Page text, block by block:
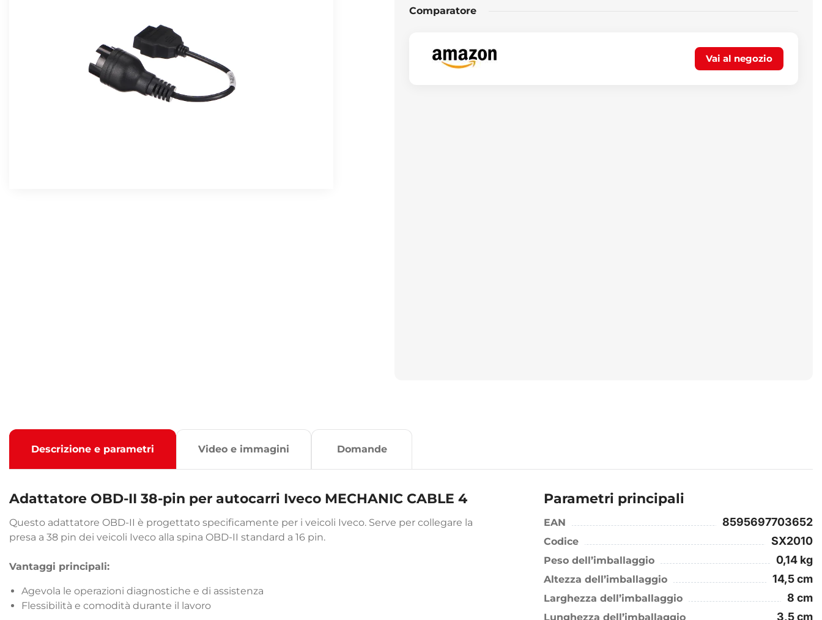
Comparatore
Vai al negozio
Descrizione e parametri Video e immagini Domande
Adattatore OBD-II 38-pin per autocarri Iveco MECHANIC CABLE 4
Questo adattatore OBD-II è progettato specificamente per i veicoli Iveco. Serve per collegare la
presa a 38 pin dei veicoli Iveco alla spina OBD-II standard a 16 pin.
Vantaggi principali:
Agevola le operazioni diagnostiche e di assistenza
Flessibilità e comodità durante il lavoro
Parametri principali
EAN 8595697703652
Codice SX2010
Peso dell’imballaggio 0,14 kg
Altezza dell’imballaggio 14,5 cm
Larghezza dell’imballaggio 8 cm
Lunghezza dell’imballaggio 3,5 cm